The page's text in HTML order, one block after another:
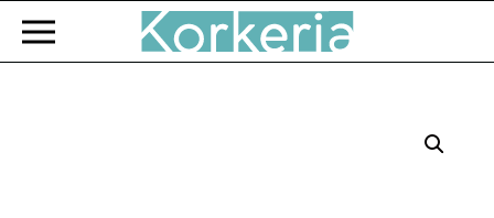
Zum Hauptinhalt springen